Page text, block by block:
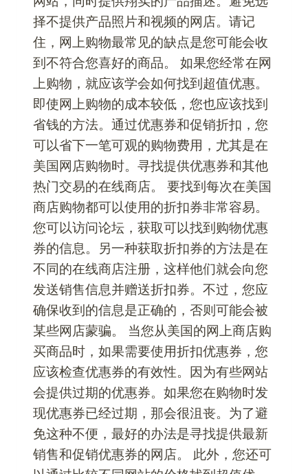
择不提供产品照片和视频的网店。请记
住，网上购物最常见的缺点是您可能会收
到不符合您喜好的商品。 如果您经常在网
上购物，就应该学会如何找到超值优惠。
即使网上购物的成本较低，您也应该找到
省钱的方法。通过优惠券和促销折扣，您
可以省下一笔可观的购物费用，尤其是在
美国网店购物时。寻找提供优惠券和其他
热门交易的在线商店。 要找到每次在美国
商店购物都可以使用的折扣券非常容易。
您可以访问论坛，获取可以找到购物优惠
券的信息。另一种获取折扣券的方法是在
不同的在线商店注册，这样他们就会向您
发送销售信息并赠送折扣券。不过，您应
确保收到的信息是正确的，否则可能会被
某些网店蒙骗。 当您从美国的网上商店购
买商品时，如果需要使用折扣优惠券，您
应该检查优惠券的有效性。因为有些网站
会提供过期的优惠券。如果您在购物时发
现优惠券已经过期，那会很沮丧。为了避
免这种不便，最好的办法是寻找提供最新
销售和促销优惠券的网店。 此外，您还可